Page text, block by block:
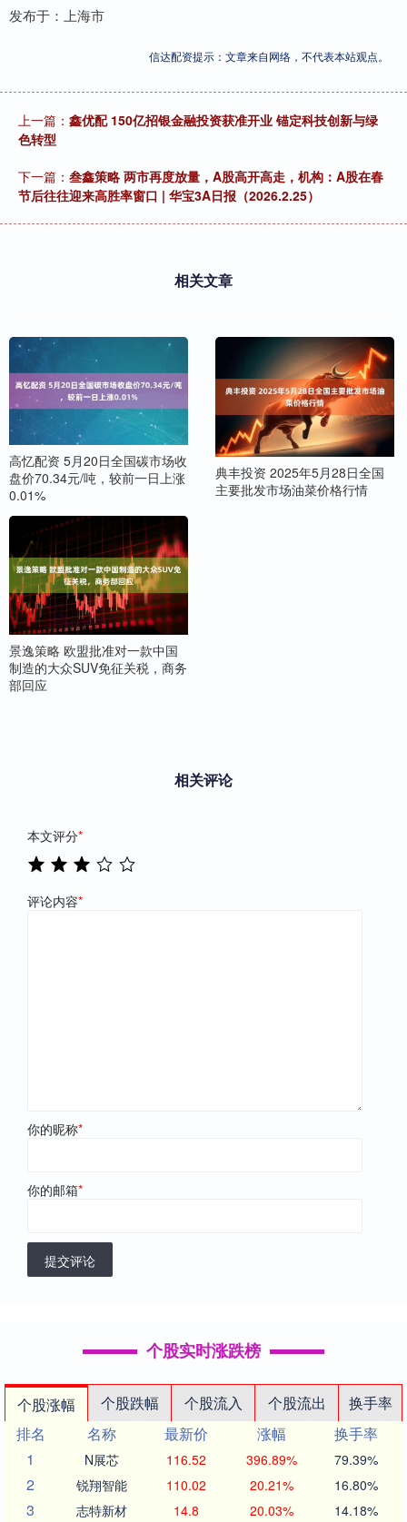
发布于：上海市
信达配资提示：文章来自网络，不代表本站观点。
上一篇： 鑫优配 150亿招银金融投资获准开业 锚定科技创新与绿
色转型
下一篇： 叁鑫策略 两市再度放量，A股高开高走，机构：A股在春
节后往往迎来高胜率窗口 | 华宝3A日报（2026.2.25）
相关文章
高忆配资 5月20日全国碳市场收
盘价70.34元/吨，较前一日上涨
0.01%
典丰投资 2025年5月28日全国
主要批发市场油菜价格行情
景逸策略 欧盟批准对一款中国
制造的大众SUV免征关税，商务
部回应
相关评论
本文评分*
评论内容*
你的昵称*
你的邮箱*
提交评论
个股实时涨跌榜
个股涨幅 个股跌幅 个股流入 个股流出
换手率
排名
名称 最新价 涨幅
换手率
1
N展芯 116.52 396.89% 79.39%
2 锐翔智能 110.02 20.21% 16.80%
3 志特新材 14.8 20.03% 14.18%